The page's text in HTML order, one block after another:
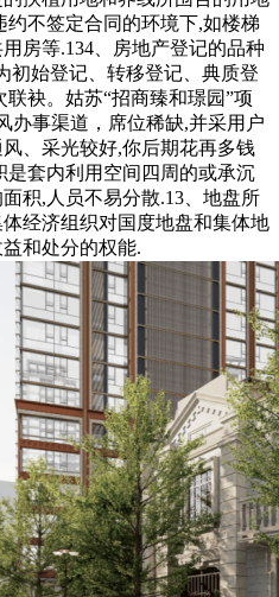
不签定合同的环境下,如楼梯
房等.134、房地产登记的品种
初始登记、转移登记、典质登
袂。姑苏“招商臻和璟园”项
办事渠道，席位稀缺,并采用户
、采光较好,你后期花再多钱
是套内利用空间四周的或承沉
积,人员不易分散.13、地盘所
经济组织对国度地盘和集体地
和处分的权能.